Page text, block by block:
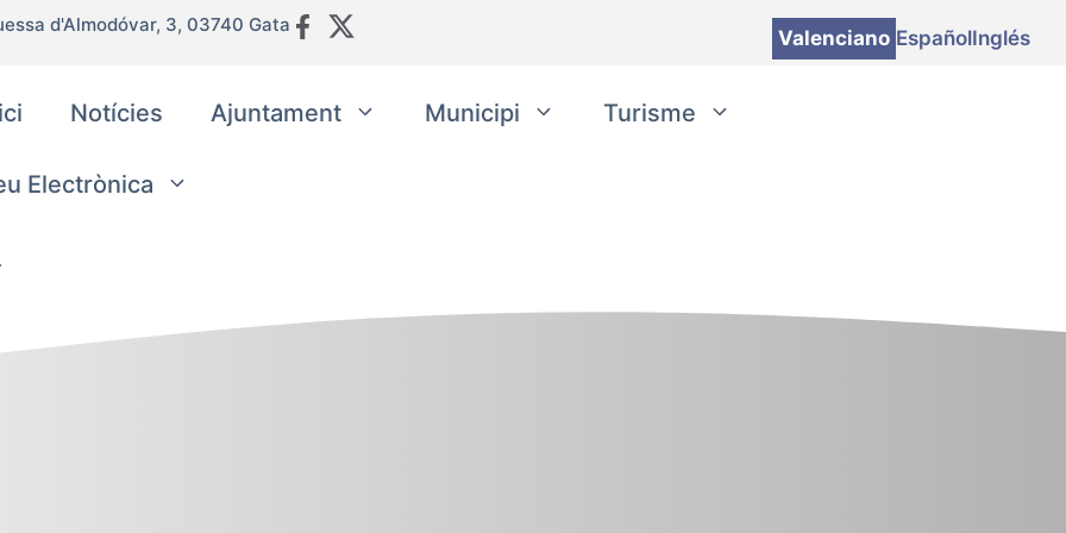
d'Almodóvar, 3, 03740 Gata
Valenciano EspañolInglés
Notícies Ajuntament Municipi Turisme
Electrònica